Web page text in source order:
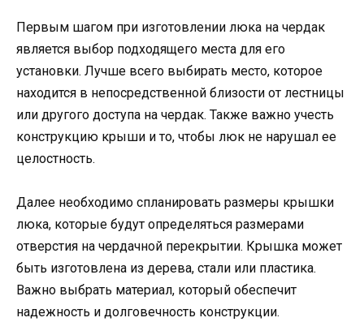
Первым шагом при изготовлении люка на чердак
является выбор подходящего места для его
установки. Лучше всего выбирать место, которое
находится в непосредственной близости от лестницы
или другого доступа на чердак. Также важно учесть
конструкцию крыши и то, чтобы люк не нарушал ее
целостность.
Далее необходимо спланировать размеры крышки
люка, которые будут определяться размерами
отверстия на чердачной перекрытии. Крышка может
быть изготовлена из дерева, стали или пластика.
Важно выбрать материал, который обеспечит
надежность и долговечность конструкции.